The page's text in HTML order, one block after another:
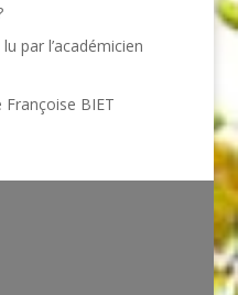
par l’académicien
BIET